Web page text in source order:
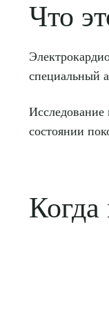
Что
специальный
Исследование
состоянии